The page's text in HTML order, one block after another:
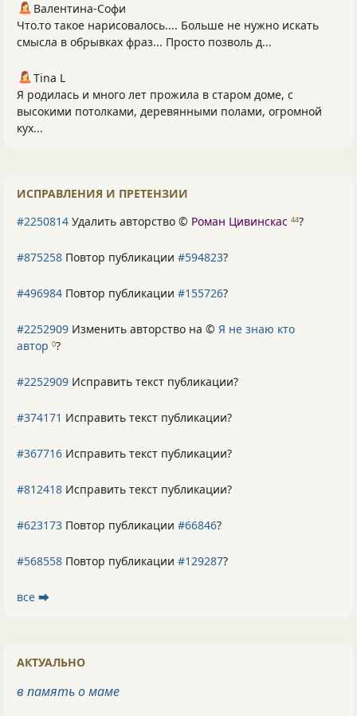
Валентина-Софи
Что.то такое нарисовалось.... Больше не нужно искать
смысла в обрывках фраз... Просто позволь д...
Tina L
Я родилась и много лет прожила в старом доме, с
высокими потолками, деревянными полами, огромной
кух...
ИСПРАВЛЕНИЯ И ПРЕТЕНЗИИ
#2250814 Удалить авторство © Роман Цивинскас 44?
#875258 Повтор публикации #594823?
#496984 Повтор публикации #155726?
#2252909 Изменить авторство на © Я не знаю кто
автор 0?
#2252909 Исправить текст публикации?
#374171 Исправить текст публикации?
#367716 Исправить текст публикации?
#812418 Исправить текст публикации?
#623173 Повтор публикации #66846?
#568558 Повтор публикации #129287?
все ⮕
АКТУАЛЬНО
в память о маме